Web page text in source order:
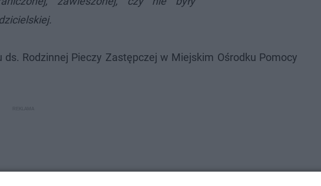
ds. Rodzinnej Pieczy Zastępczej w Miejskim Ośrodku Pomocy